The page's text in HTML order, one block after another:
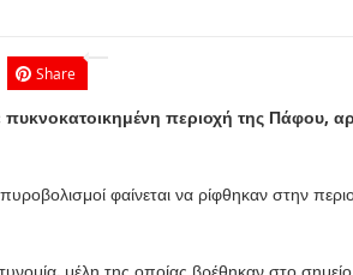
Share
πυκνοκατοικημένη περιοχή της Πάφου,
φαίνεται να ρίφθηκαν στην